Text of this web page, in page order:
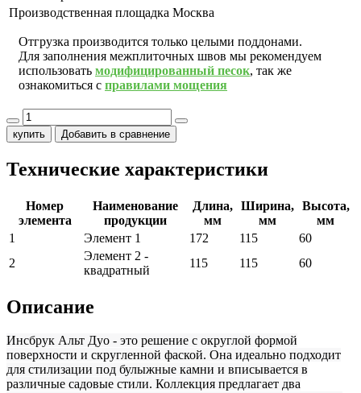
Производственная площадка Москва
Отгрузка производится только целыми поддонами.
Для заполнения межплиточных швов мы рекомендуем
использовать модифицированный песок, так же
ознакомиться с правилами мощения
купить Добавить в сравнение
Технические характеристики
Номер
элемента
Наименование
продукции
Длина,
мм
Ширина,
мм
Высота,
мм
1
Элемент 1 172 115
60
2
Элемент 2 -
квадратный
115 115 60
Описание
Инсбрук Альт Дуо - это решение с округлой формой
поверхности и скругленной фаской. Она идеально подходит
для стилизации под булыжные камни и вписывается в
различные садовые стили. Коллекция предлагает два